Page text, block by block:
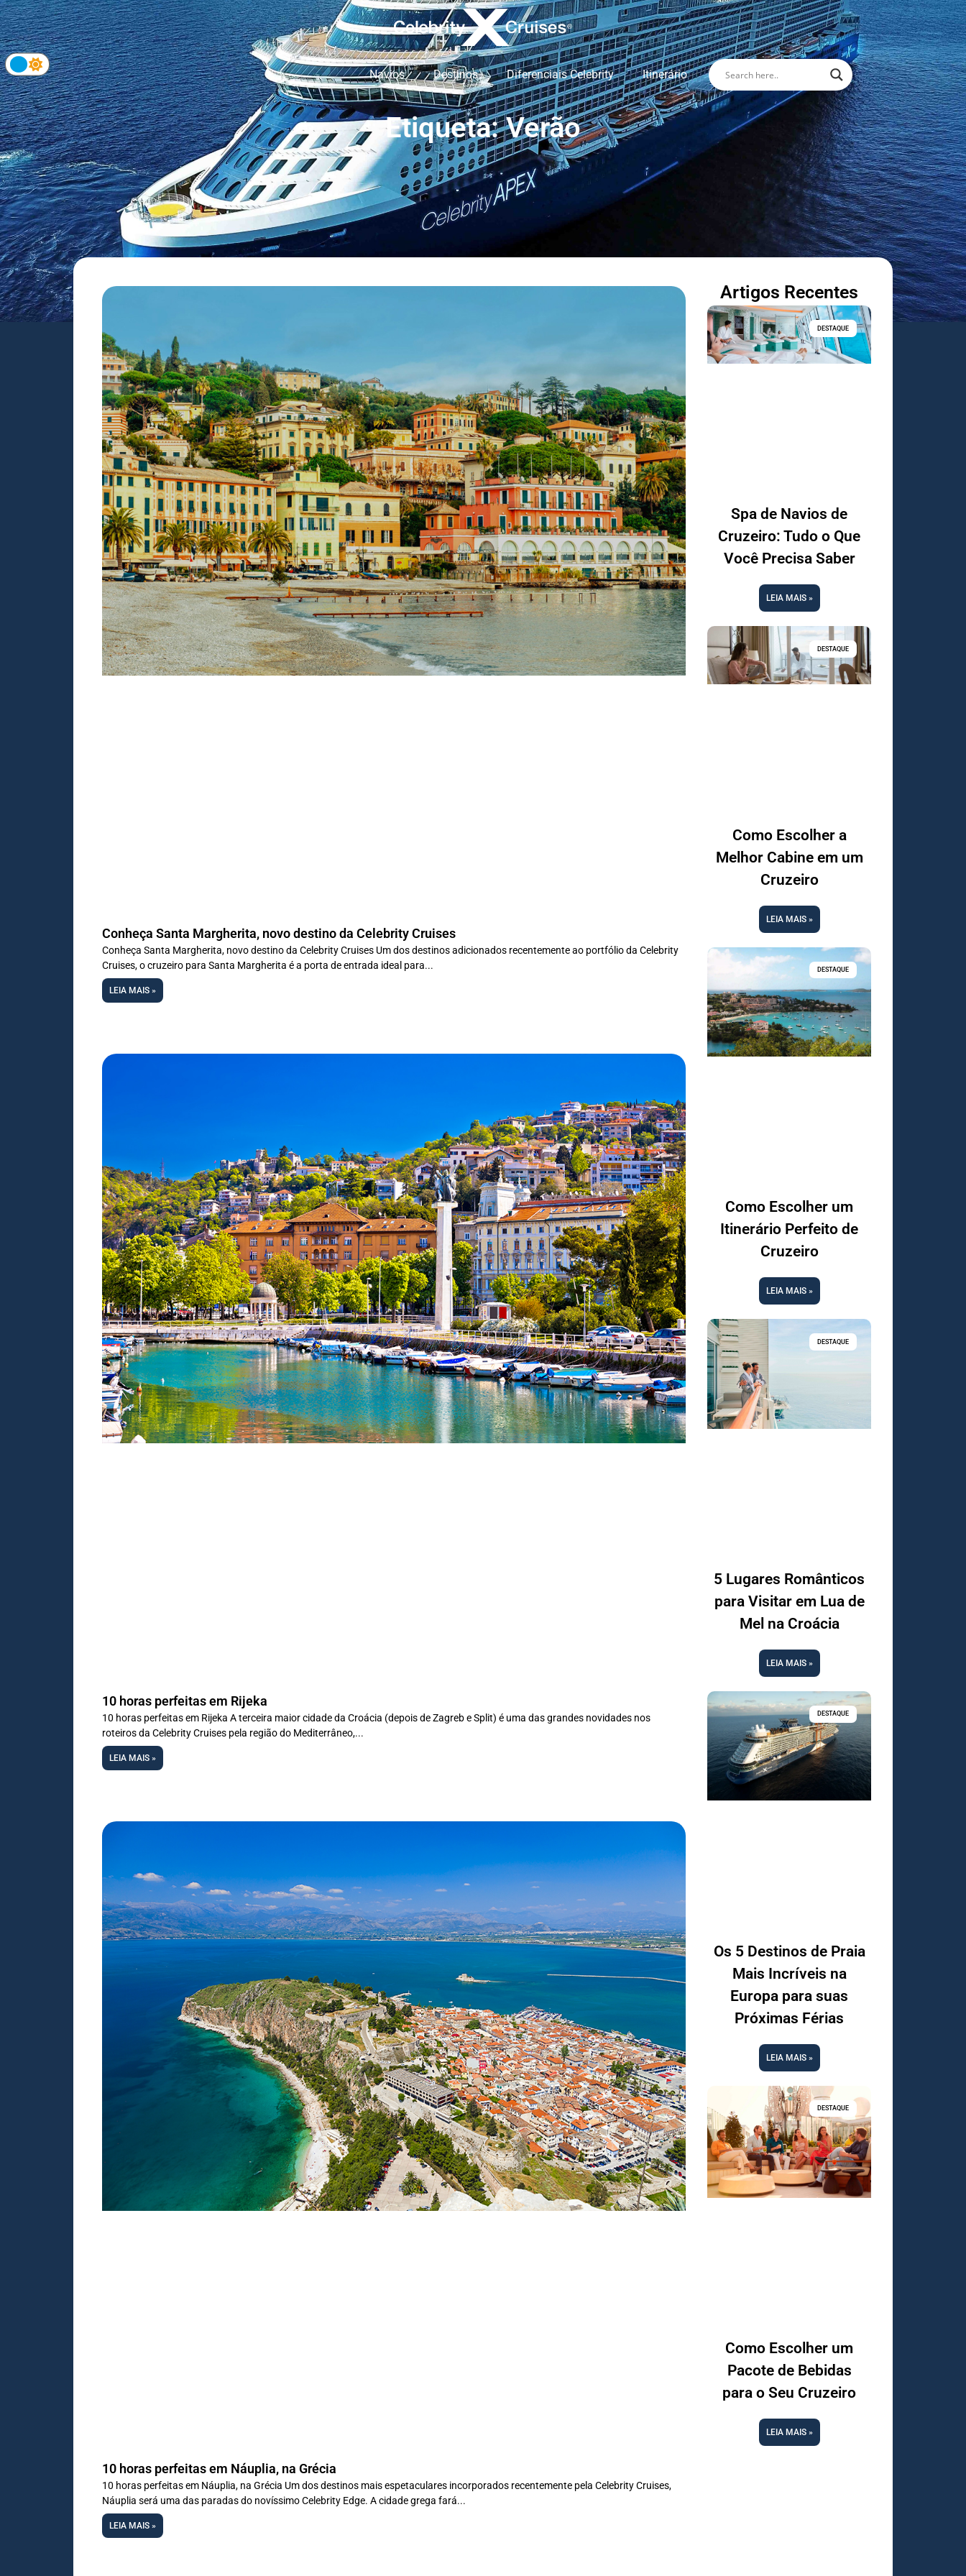
Navios Destinos Diferenciais Celebrity Itinerário
Etiqueta: Verão
Conheça Santa Margherita, novo destino da Celebrity Cruises
Conheça Santa Margherita, novo destino da Celebrity Cruises Um dos destinos adicionados recentemente ao portfólio da Celebrity
Cruises, o cruzeiro para Santa Margherita é a porta de entrada ideal para
LEIA MAIS »
10 horas perfeitas em Rijeka
10 horas perfeitas em Rijeka A terceira maior cidade da Croácia (depois de Zagreb e Split) é uma das grandes novidades nos
roteiros da Celebrity Cruises pela região do Mediterrâneo,
LEIA MAIS »
10 horas perfeitas em Náuplia, na Grécia
10 horas perfeitas em Náuplia, na Grécia Um dos destinos mais espetaculares incorporados recentemente pela Celebrity Cruises,
Náuplia será uma das paradas do novíssimo Celebrity Edge. A cidade grega fará
LEIA MAIS »
Artigos Recentes
DESTAQUE
Spa de Navios de
Cruzeiro: Tudo o Que
Você Precisa Saber
LEIA MAIS »
DESTAQUE
Como Escolher a
Melhor Cabine em um
Cruzeiro
LEIA MAIS »
DESTAQUE
Como Escolher um
Itinerário Perfeito de
Cruzeiro
LEIA MAIS »
DESTAQUE
5 Lugares Românticos
para Visitar em Lua de
Mel na Croácia
LEIA MAIS »
DESTAQUE
Os 5 Destinos de Praia
Mais Incríveis na
Europa para suas
Próximas Férias
LEIA MAIS »
DESTAQUE
Como Escolher um
Pacote de Bebidas
para o Seu Cruzeiro
LEIA MAIS »